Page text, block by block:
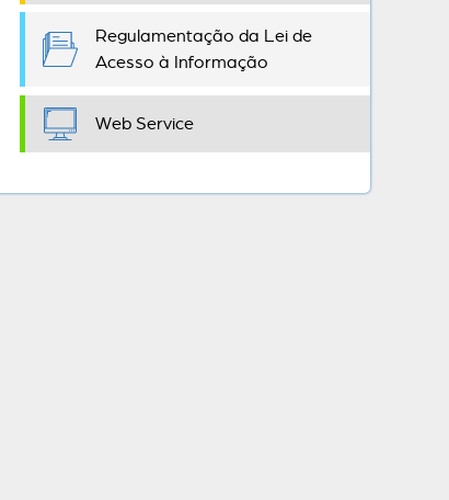
Regulamentação da Lei de
Acesso à Informação
Web Service